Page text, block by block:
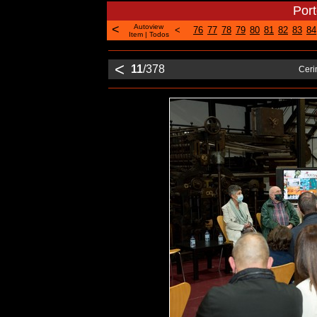
<
Autoview
Item| Todos < 76 77 78 79 80 81 82 83 84
< 11/378